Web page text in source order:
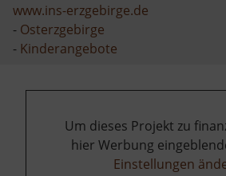
www.ins-erzgebirge.de
- Osterzgebirge
- Kinderangebote
Um dieses Projekt zu
hier Werbung
Einstellungen